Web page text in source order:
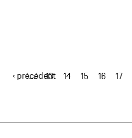
‹ précédent
… 13 14 15 16 17